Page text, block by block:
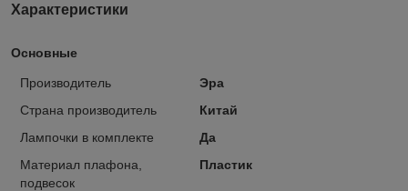
Характеристики
Основные
Производитель
Эра
Страна производитель
Китай
Лампочки в комплекте
Да
Материал плафона,
подвесок
Пластик